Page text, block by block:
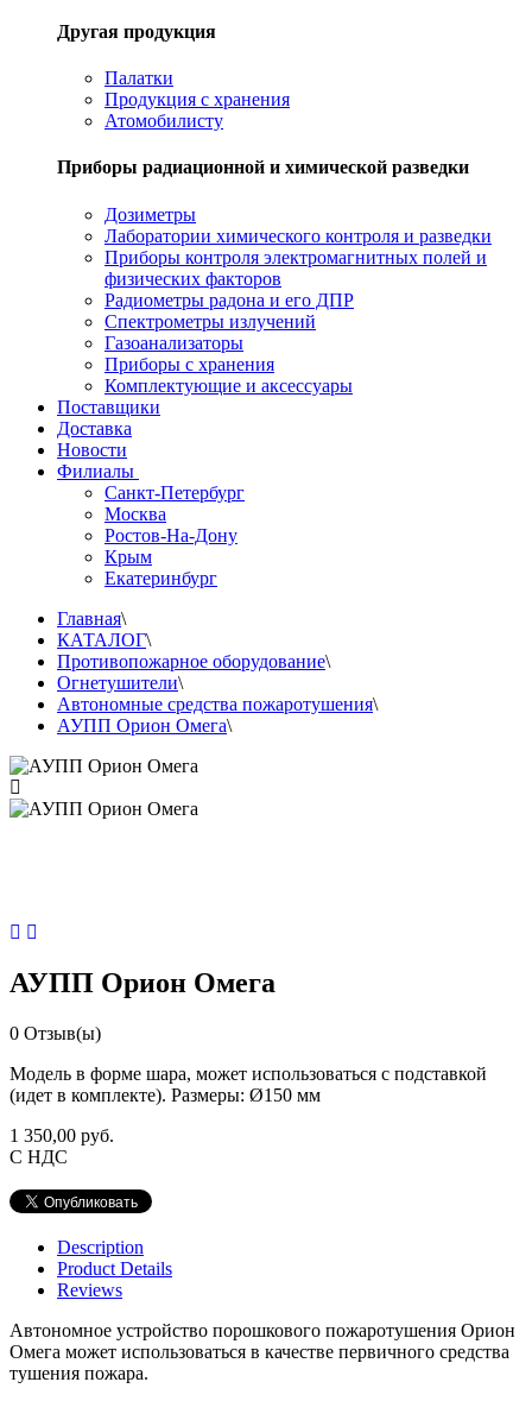
Другая продукция
Палатки
Продукция с хранения
Атомобилисту
Приборы радиационной и химической разведки
Дозиметры
Лаборатории химического контроля и разведки
Приборы контроля электромагнитных полей и
физических факторов
Радиометры радона и его ДПР
Спектрометры излучений
Газоанализаторы
Приборы с хранения
Комплектующие и аксессуары
Поставщики
Доставка
Новости
Филиалы
Санкт-Петербург
Москва
Ростов-На-Дону
Крым
Екатеринбург
Главная\
КАТАЛОГ\
Противопожарное оборудование\
Огнетушители\
Автономные средства пожаротушения\
АУПП Орион Омега\
АУПП Орион Омега
0 Отзыв(ы)
Модель в форме шара, может использоваться с подставкой
(идет в комплекте). Размеры: Ø150 мм
1 350,00 руб.
С НДС
Description
Product Details
Reviews
Автономное устройство порошкового пожаротушения Орион
Омега может использоваться в качестве первичного средства
тушения пожара.